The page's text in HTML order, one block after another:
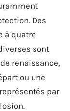
Des
à quatre
sont
renaissance,
ou une
par